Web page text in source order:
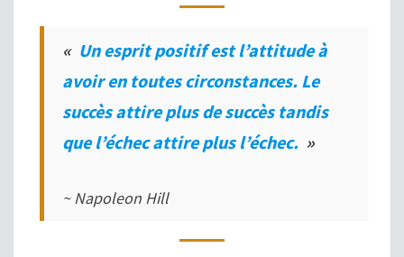
« Un esprit positif est l’attitude à
avoir en toutes circonstances. Le
succès attire plus de succès tandis
que l’échec attire plus l’échec. »
~ Napoleon Hill